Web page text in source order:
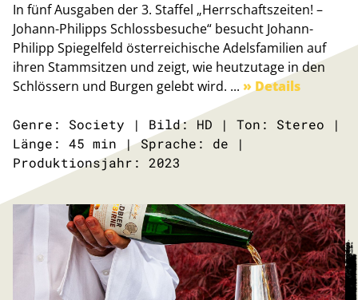
In fünf Ausgaben der 3. Staffel „Herrschaftszeiten! –
Johann-Philipps Schlossbesuche“ besucht Johann-
Philipp Spiegelfeld österreichische Adelsfamilien auf
ihren Stammsitzen und zeigt, wie heutzutage in den
Schlössern und Burgen gelebt wird. ... » Details
Genre: Society | Bild: HD | Ton: Stereo |
Länge: 45 min | Sprache: de |
Produktionsjahr: 2023